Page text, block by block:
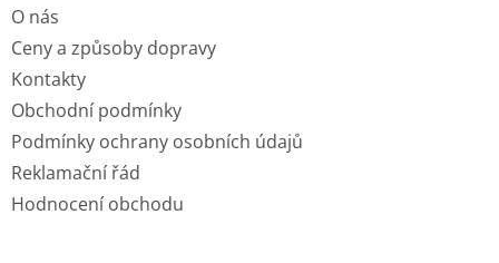
O nás
Ceny a způsoby dopravy
Kontakty
Obchodní podmínky
Podmínky ochrany osobních údajů
Reklamační řád
Hodnocení obchodu